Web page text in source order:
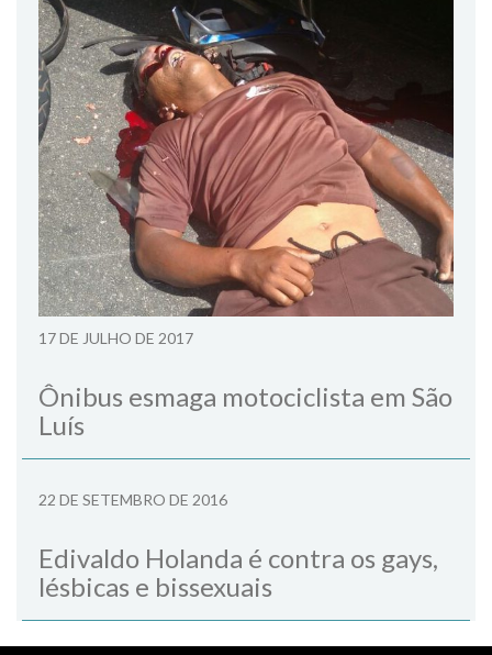
17 DE JULHO DE 2017
Ônibus esmaga motociclista em São
Luís
22 DE SETEMBRO DE 2016
Edivaldo Holanda é contra os gays,
lésbicas e bissexuais